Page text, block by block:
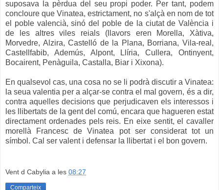
suposava la pèrdua del seu propi poder. Per tant, podem
concloure que Vinatea, estrictament, no s'alçà en nom de tot
el poble valencià, sinó del poble de la ciutat de València i
de les altres viles reials (llavors eren Morella, Xàtiva,
Morvedre, Alzira, Castelló de la Plana, Borriana, Vila-real,
Castellfabib, Ademús, Alpont, Llíria, Cullera, Ontinyent,
Bocairent, Penàguila, Castalla, Biar i Xixona).
En qualsevol cas, una cosa no se li podrà discutir a Vinatea:
la seua valentia per a alçar-se contra el mal govern, és a dir,
contra aquelles decisions que perjudicaven els interessos i
les llibertats de la gent del comú, encara que hagueren estat
directament ordenades pels reis. En eixe sentit, el cavaller
morellà Francesc de Vinatea pot ser considerat tot un
símbol. Cal ser valent i defensar la llibertat i el bon govern.
Vent d Cabylia a les 08:27
Comparteix